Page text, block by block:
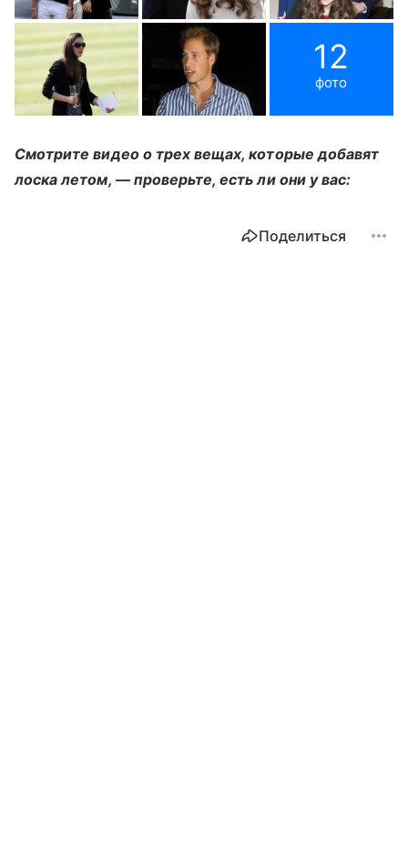
12
фото
Смотрите видео о трех вещах, которые добавят
лоска летом, — проверьте, есть ли они у вас:
Поделиться